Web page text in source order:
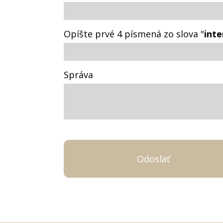
Opíšte prvé 4 písmená zo slova "
Správa